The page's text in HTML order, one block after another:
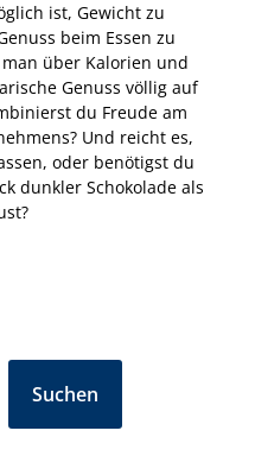
ist, Gewicht zu
beim Essen zu
über Kalorien und
Genuss völlig auf
du Freude am
Und reicht es,
oder benötigst du
dunkler Schokolade als
Suchen